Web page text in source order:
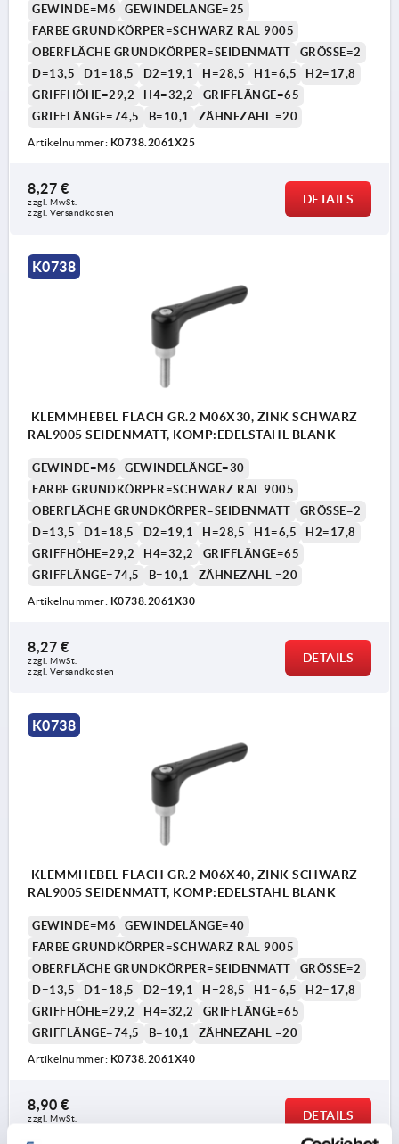
GEWINDE=M6
GEWINDELÄNGE=25
FARBE GRUNDKÖRPER=SCHWARZ RAL 9005
OBERFLÄCHE GRUNDKÖRPER=SEIDENMATT
GRÖSSE=2
D=13,5
D1=18,5 D2=19,1 H=28,5 H1=6,5
H2=17,8
GRIFFHÖHE=29,2
H4=32,2
GRIFFLÄNGE=65
GRIFFLÄNGE=74,5
B=10,1 ZÄHNEZAHL =20
Artikelnummer: K0738.2061X25
8,27 €
zzgl. MwSt.
zzgl. Versandkosten
DETAILS
K0738
KLEMMHEBEL FLACH GR.2 M06X30, ZINK SCHWARZ
RAL9005 SEIDENMATT, KOMP:EDELSTAHL BLANK
GEWINDE=M6
GEWINDELÄNGE=30
FARBE GRUNDKÖRPER=SCHWARZ RAL 9005
OBERFLÄCHE GRUNDKÖRPER=SEIDENMATT
GRÖSSE=2
D=13,5
D1=18,5 D2=19,1 H=28,5 H1=6,5
H2=17,8
GRIFFHÖHE=29,2
H4=32,2
GRIFFLÄNGE=65
GRIFFLÄNGE=74,5
B=10,1 ZÄHNEZAHL =20
Artikelnummer: K0738.2061X30
8,27 €
zzgl. MwSt.
zzgl. Versandkosten
DETAILS
K0738
KLEMMHEBEL FLACH GR.2 M06X40, ZINK SCHWARZ
RAL9005 SEIDENMATT, KOMP:EDELSTAHL BLANK
GEWINDE=M6
GEWINDELÄNGE=40
FARBE GRUNDKÖRPER=SCHWARZ RAL 9005
OBERFLÄCHE GRUNDKÖRPER=SEIDENMATT
GRÖSSE=2
D=13,5
D1=18,5 D2=19,1 H=28,5 H1=6,5
H2=17,8
GRIFFHÖHE=29,2
H4=32,2
GRIFFLÄNGE=65
GRIFFLÄNGE=74,5
B=10,1 ZÄHNEZAHL =20
Artikelnummer: K0738.2061X40
8,90 €
zzgl. MwSt.
DETAILS